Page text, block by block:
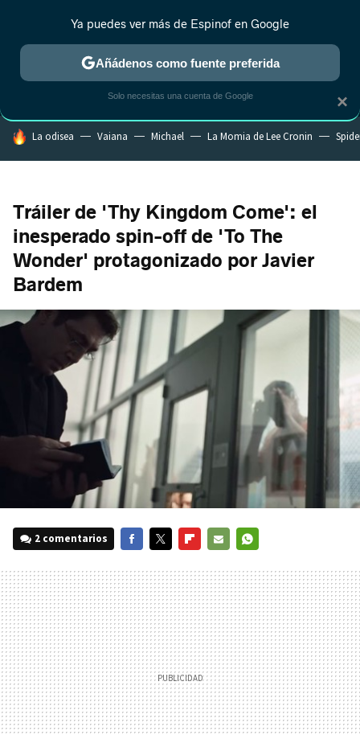
MENÚ NUEVO
ESTRENOS REALITY ANIME RANKINGS CINE
HOY SE HABLA DE
La odisea Vaiana Michael La Momia de Lee Cronin
Tráiler de 'Thy Kingdom Come': el
inesperado spin-off de 'To The
Wonder' protagonizado por Javier
Bardem
2 comentarios
MAIL
×
Ya puedes ver más de Espinof en Google
Añádenos como fuente preferida
Solo necesitas una cuenta de Google